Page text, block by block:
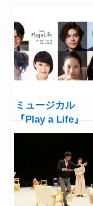
ミュージカル
『Play a Life』
2024年2月上演！
豪「ぜひご期待く
ださい」